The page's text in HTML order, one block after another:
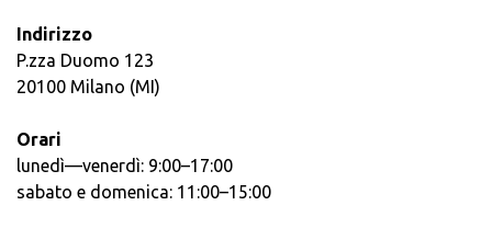
Indirizzo
P.zza Duomo 123
20100 Milano (MI)
Orari
lunedì—venerdì: 9:00–17:00
sabato e domenica: 11:00–15:00